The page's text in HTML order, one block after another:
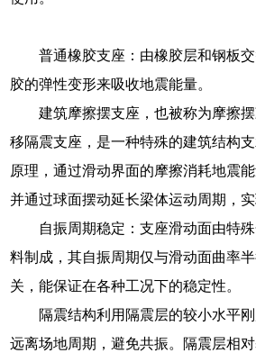
普通橡胶支座：由橡胶层和钢板
胶的弹性变形来吸收地震能量。
建筑摩擦摆支座，也被称为摩擦
移隔震支座，是一种特殊的建筑结构
原理，通过滑动界面的摩擦消耗地震
并通过球面摆动延长梁体运动周期，实
自振周期稳定：支座滑动面由特
料制成，其自振周期仅与滑动面曲率
关，能保证在各种工况下的稳定性。
隔震结构利用隔震层的较小水平
远离场地周期，避免共振。隔震层相